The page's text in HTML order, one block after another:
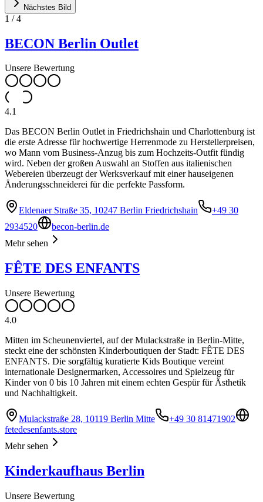
Nächstes Bild
1 /4
BECON Berlin Outlet
Unsere Bewertung
4.1
Das BECON Berlin Outlet in Friedrichshain und Charlottenburg ist
die erste Adresse für hochwertige Herrenmode zu Herstellerpreisen,
wo Mann vom Business-Anzug bis zum Hochzeits-Outfit fündig
wird. Neben der großen Auswahl an Stoffen aus italienischen
Webereien überzeugt der Werksverkauf mit einer hauseigenen
Änderungsschneiderei für die perfekte Passform.
Eldenaer Straße 35, 10247 Berlin Friedrichshain
+49 30
2934520
becon-berlin.de
Mehr sehen
FÊTE DES ENFANTS
Unsere Bewertung
4.0
Mitten im Scheunenviertel, auf der Mulackstraße in Berlin-Mitte,
steckt eine der schönsten Kinderboutiquen der Stadt: FÊTE DES
ENFANTS. Die sorgfältig kuratierte Kids Boutique vereint
internationale Designermarken, Accessoires und Spielzeug für
Kinder von 0 bis 10 Jahren mit einem echten Gespür für Ästhetik
und Nachhaltigkeit.
Mulackstraße 28, 10119 Berlin Mitte
+49 30 81471902
fetedesenfants.store
Mehr sehen
Kinderkaufhaus Berlin
Unsere Bewertung